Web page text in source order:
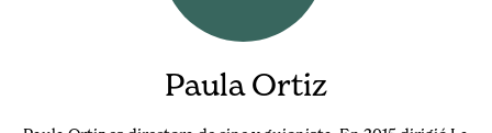
Paula Ortiz